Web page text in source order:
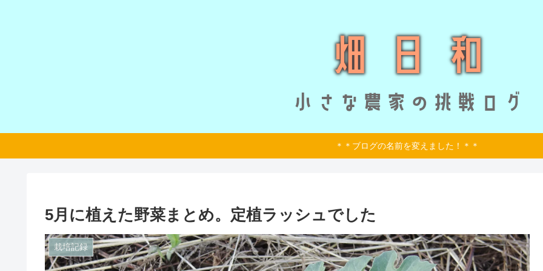
＊＊ブログの名前を変えました！＊＊
5月に植えた野菜まとめ。定植ラッシュでした
栽培記録